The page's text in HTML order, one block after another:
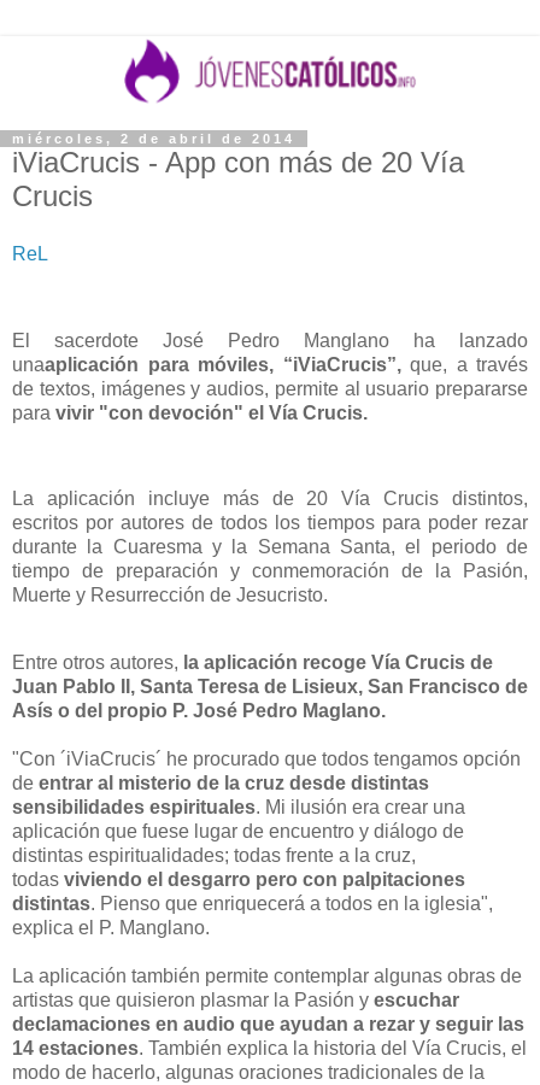
miércoles, 2 de abril de 2014
iViaCrucis - App con más de 20 Vía
Crucis
ReL
El sacerdote José Pedro Manglano ha lanzado
unaaplicación para móviles, “iViaCrucis”, que, a través
de textos, imágenes y audios, permite al usuario prepararse
para vivir "con devoción" el Vía Crucis.
La aplicación incluye más de 20 Vía Crucis distintos,
escritos por autores de todos los tiempos para poder rezar
durante la Cuaresma y la Semana Santa, el periodo de
tiempo de preparación y conmemoración de la Pasión,
Muerte y Resurrección de Jesucristo.
Entre otros autores, la aplicación recoge Vía Crucis de
Juan Pablo II, Santa Teresa de Lisieux, San Francisco de
Asís o del propio P. José Pedro Maglano.
"Con ´iViaCrucis´ he procurado que todos tengamos opción
de entrar al misterio de la cruz desde distintas
sensibilidades espirituales. Mi ilusión era crear una
aplicación que fuese lugar de encuentro y diálogo de
distintas espiritualidades; todas frente a la cruz,
todas viviendo el desgarro pero con palpitaciones
distintas. Pienso que enriquecerá a todos en la iglesia",
explica el P. Manglano.
La aplicación también permite contemplar algunas obras de
artistas que quisieron plasmar la Pasión y escuchar
declamaciones en audio que ayudan a rezar y seguir las
14 estaciones. También explica la historia del Vía Crucis, el
modo de hacerlo, algunas oraciones tradicionales de la